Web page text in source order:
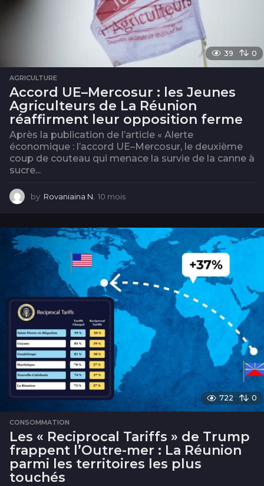
39 0
AGRICULTURE
Accord UE–Mercosur : les Jeunes
Agriculteurs de La Réunion
réaffirment leur opposition ferme
Après la publication de l’article « Alerte
économique : l’accord UE–Mercosur, le deuxième
coup de couteau qui menace la survie de la canne à
sucre...
by Rovaniaina N. 10 mois
o
i
s
722 0
CONSOMMATION
Les « Reciprocal Tariffs » de Trump
frappent l’Outre-mer : La Réunion
parmi les territoires les plus
touchés